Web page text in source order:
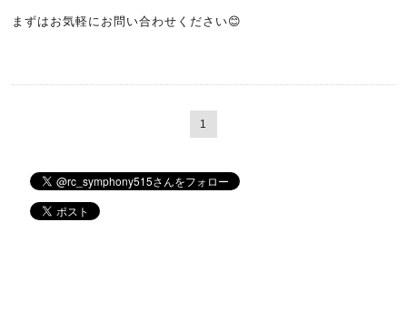
まずはお気軽にお問い合わせください😊
1